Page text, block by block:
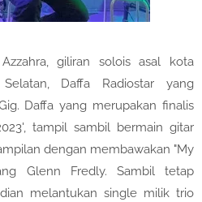
giliran solois asal kota
Selatan, Daffa Radiostar yang
Daffa yang merupakan finalis
tampil sambil bermain gitar
dengan membawakan "My
Glenn Fredly. Sambil tetap
melantukan single milik trio